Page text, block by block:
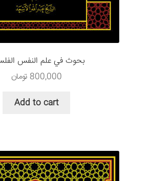
بحوث في علم النفس
800,000 تومان
Add to cart